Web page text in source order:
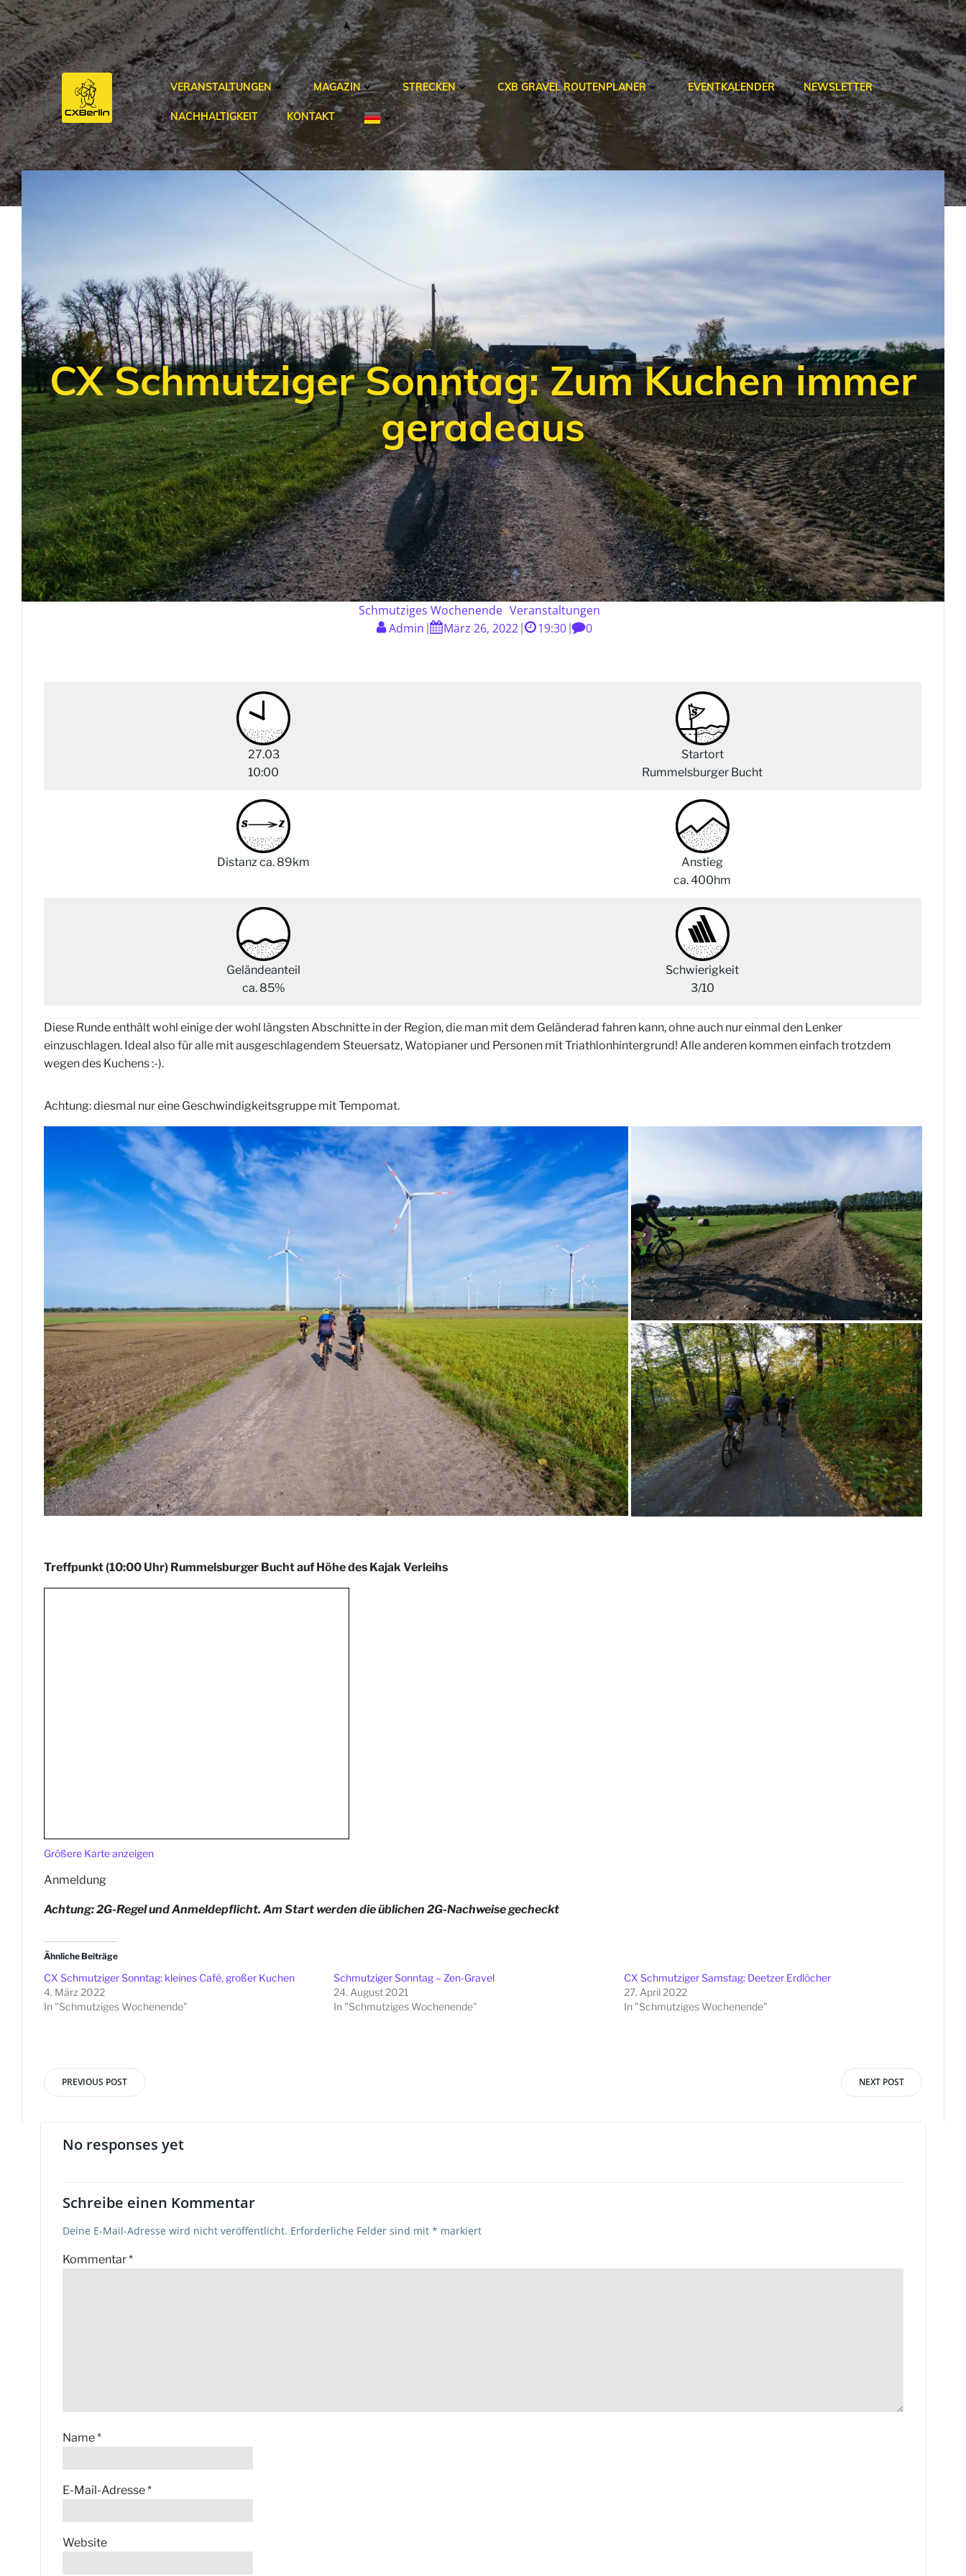
Zum
Inhalt
springen
VERANSTALTUNGEN MAGAZIN STRECKEN CXB GRAVEL ROUTENPLANER EVENTKALENDER NEWSLETTER
NACHHALTIGKEIT KONTAKT
CX Schmutziger Sonntag: Zum Kuchen immer
geradeaus
Schmutziges Wochenende Veranstaltungen
Admin
März 26, 2022 19:30 0
27.03
10:00
Startort
Rummelsburger Bucht
Distanz ca. 89km
Anstieg
ca. 400hm
Geländeanteil
ca. 85%
Schwierigkeit
3/10
Diese Runde enthält wohl einige der wohl längsten Abschnitte in der Region, die man mit dem Geländerad fahren kann, ohne auch nur einmal den Lenker
einzuschlagen. Ideal also für alle mit ausgeschlagendem Steuersatz, Watopianer und Personen mit Triathlonhintergrund! Alle anderen kommen einfach trotzdem
wegen des Kuchens :-).
Achtung: diesmal nur eine Geschwindigkeitsgruppe mit Tempomat.
Treffpunkt (10:00 Uhr) Rummelsburger Bucht auf Höhe des Kajak Verleihs
Größere Karte anzeigen
Anmeldung
Achtung: 2G-Regel und Anmeldepflicht. Am Start werden die üblichen 2G-Nachweise gecheckt
Ähnliche Beiträge
CX Schmutziger Sonntag: kleines Café, großer Kuchen
4. März 2022
In "Schmutziges Wochenende"
Schmutziger Sonntag – Zen-Gravel
24. August 2021
In "Schmutziges Wochenende"
CX Schmutziger Samstag: Deetzer Erdlöcher
27. April 2022
In "Schmutziges Wochenende"
Beitragsnavigation
PREVIOUS POST
Beitragsnavigation
NEXT POST
No responses yet
Schreibe einen Kommentar
Deine E-Mail-Adresse wird nicht veröffentlicht. Erforderliche Felder sind mit * markiert
Kommentar*
Name*
E-Mail-Adresse*
Website